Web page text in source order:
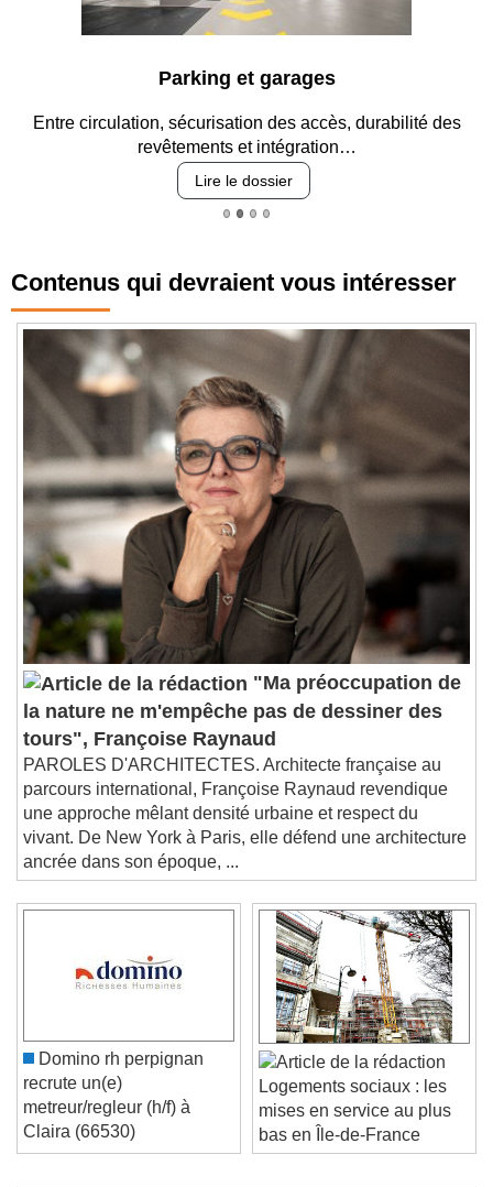
Parking et garages
Entre circulation, sécurisation des accès, durabilité des
revêtements et intégration…
Lire le dossier
Contenus qui devraient vous intéresser
"Ma préoccupation de
la nature ne m'empêche pas de dessiner des
tours", Françoise Raynaud
PAROLES D'ARCHITECTES. Architecte française au
parcours international, Françoise Raynaud revendique
une approche mêlant densité urbaine et respect du
vivant. De New York à Paris, elle défend une architecture
ancrée dans son époque, ...
Domino rh perpignan
recrute un(e)
metreur/regleur (h/f) à
Claira (66530)
Logements sociaux : les
mises en service au plus
bas en Île-de-France